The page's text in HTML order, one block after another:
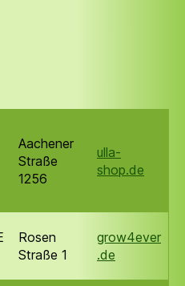
Aachener
Straße
1256
ulla-
shop.de
Rosen
Straße 1
grow4ever
.de